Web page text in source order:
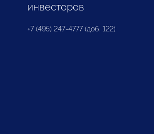
инвесторов
+7 (495) 247-4777 (доб. 122)